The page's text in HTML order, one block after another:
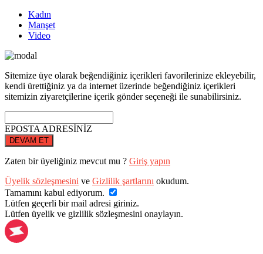
Kadın
Manşet
Video
Sitemize üye olarak beğendiğiniz içerikleri favorilerinize ekleyebilir,
kendi ürettiğiniz ya da internet üzerinde beğendiğiniz içerikleri
sitemizin ziyaretçilerine içerik gönder seçeneği ile sunabilirsiniz.
EPOSTA ADRESİNİZ
DEVAM ET
Zaten bir üyeliğiniz mevcut mu ? Giriş yapın
Üyelik sözleşmesini ve Gizlilik şartlarını okudum.
Tamamını kabul ediyorum.
Lütfen geçerli bir mail adresi giriniz.
Lütfen üyelik ve gizlilik sözleşmesini onaylayın.